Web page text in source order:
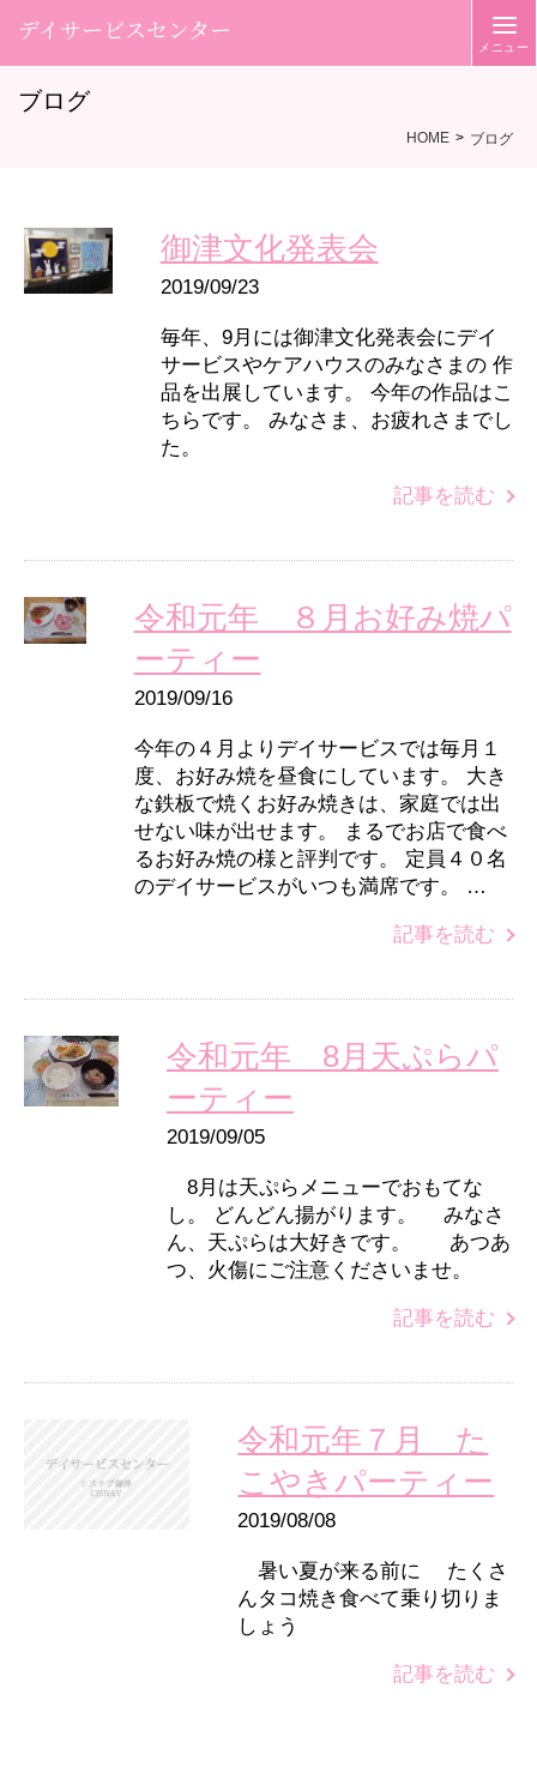
デイサービスセンター
ブログ
HOME ブログ
御津文化発表会
2019/09/23
毎年、9月には御津文化発表会にデイ
サービスやケアハウスのみなさまの 作
品を出展しています。 今年の作品はこ
ちらです。 みなさま、お疲れさまでし
た。
記事を読む
令和元年 ８月お好み焼パ
ーティー
2019/09/16
今年の４月よりデイサービスでは毎月１
度、お好み焼を昼食にしています。 大き
な鉄板で焼くお好み焼きは、家庭では出
せない味が出せます。 まるでお店で食べ
るお好み焼の様と評判です。 定員４０名
のデイサービスがいつも満席です。 …
記事を読む
令和元年 8月天ぷらパ
ーティー
2019/09/05
8月は天ぷらメニューでおもてな
し。 どんどん揚がります。 みなさ
ん、天ぷらは大好きです。 あつあ
つ、火傷にご注意くださいませ。
記事を読む
令和元年７月 た
こやきパーティー
2019/08/08
暑い夏が来る前に たくさ
んタコ焼き食べて乗り切りま
しょう
記事を読む